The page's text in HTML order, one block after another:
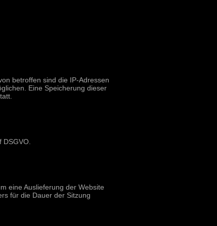
betroffen sind die IP-Adressen
Eine Speicherung dieser
eine Auslieferung der Website
für die Dauer der Sitzung